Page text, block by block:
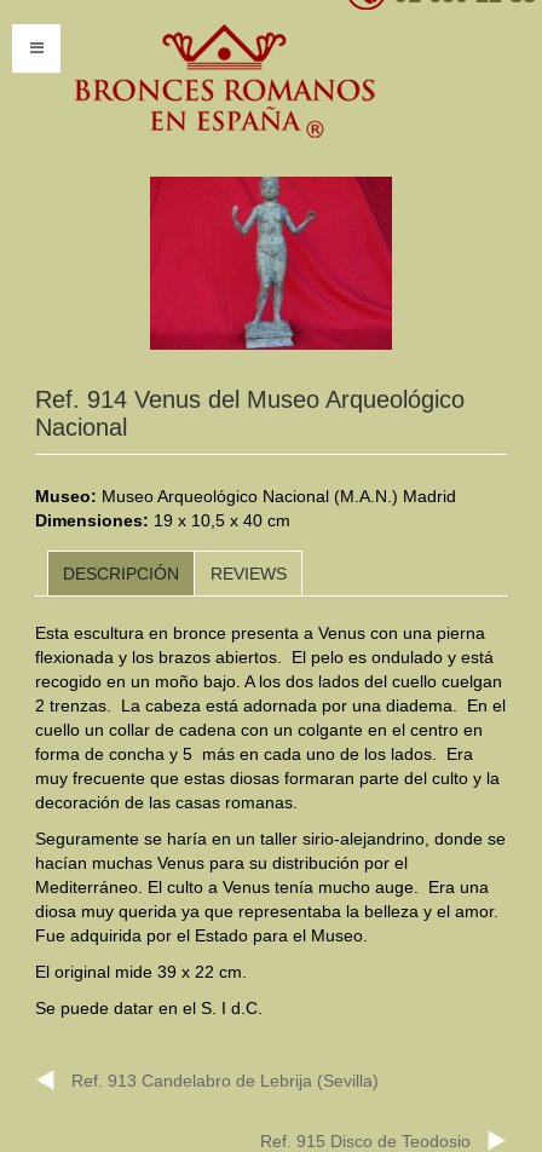
INFORMACIÓN
Introducción
Presentación
Modelos por encargo
CATÁLOGO
Clasificaciones
Otras Civilizaciones
Trabajos Especiales
Referencias
Musée Départemental Arlés Antique. Arlés (Francia)
NOTICIAS CONTACTO PRESUPUESTO
BUSCAR
Ref. 914 Venus del Museo Arqueológico
Nacional
Museo: Museo Arqueológico Nacional (M.A.N.) Madrid
Dimensiones: 19 x 10,5 x 40 cm
DESCRIPCIÓN REVIEWS
Esta escultura en bronce presenta a Venus con una pierna
flexionada y los brazos abiertos. El pelo es ondulado y está
recogido en un moño bajo. A los dos lados del cuello cuelgan
2 trenzas. La cabeza está adornada por una diadema. En el
cuello un collar de cadena con un colgante en el centro en
forma de concha y 5 más en cada uno de los lados. Era
muy frecuente que estas diosas formaran parte del culto y la
decoración de las casas romanas.
Seguramente se haría en un taller sirio-alejandrino, donde se
hacían muchas Venus para su distribución por el
Mediterráneo. El culto a Venus tenía mucho auge. Era una
diosa muy querida ya que representaba la belleza y el amor.
Fue adquirida por el Estado para el Museo.
El original mide 39 x 22 cm.
Se puede datar en el S. I d.C.
Ref. 913 Candelabro de Lebrija (Sevilla)
Ref. 915 Disco de Teodosio